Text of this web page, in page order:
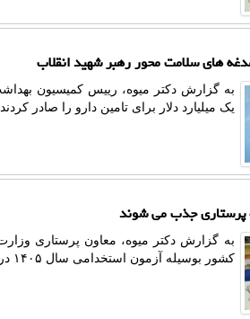
های سلامت محور رهبر شهید انقلاب
به گزارش دکتر میوه، رییس کمیسیون
یک میلیارد دلار برای تامین دارو را صادر کردند.
کشور بوسیله آزمون استخدامی سال ۱۴۰۵ در حوزه پرستاری جذب می شوند.